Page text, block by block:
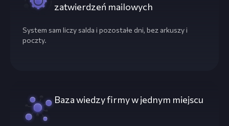
zatwierdzeń mailowych
System sam liczy salda i pozostałe dni, bez arkuszy i
poczty.
Baza wiedzy firmy w jednym miejscu